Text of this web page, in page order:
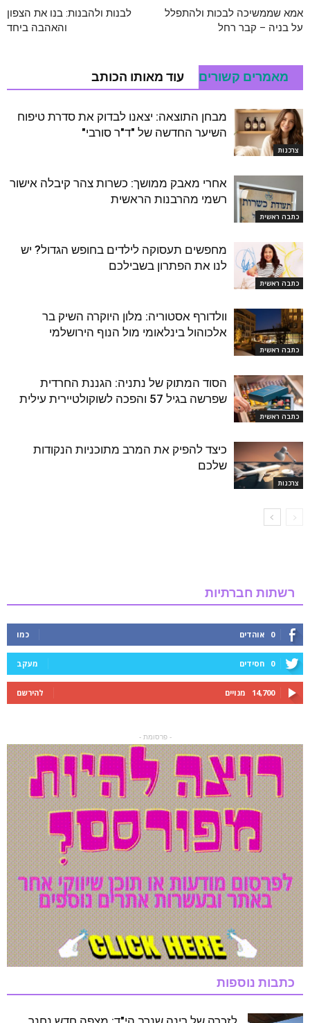
אמא שממשיכה לבכות ולהתפלל
על בניה – קבר רחל
לבנות ולהבנות: בנו את הצפון
והאהבה ביחד
מאמרים קשורים עוד מאותו הכותב
צרכנות
מבחן התוצאה: יצאנו לבדוק את סדרת טיפוח
השיער החדשה של "ד"ר סורבי"
כתבה ראשית
אחרי מאבק ממושך: כשרות צהר קיבלה אישור
רשמי מהרבנות הראשית
כתבה ראשית
מחפשים תעסוקה לילדים בחופש הגדול? יש
לנו את הפתרון בשבילכם
כתבה ראשית
וולדורף אסטוריה: מלון היוקרה השיק בר
אלכוהול בינלאומי מול הנוף הירושלמי
כתבה ראשית
הסוד המתוק של נתניה: הגננת החרדית
שפרשה בגיל 57 והפכה לשוקולטיירית עילית
צרכנות
כיצד להפיק את המרב מתוכניות הנקודות
שלכם
רשתות חברתיות
0 אוהדים כמו
0 חסידים מעקב
14,700 מנויים להירשם
- פרסומת -
כתבות נוספות